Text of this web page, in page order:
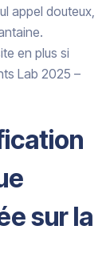
appel douteux,
en plus si
Lab 2025 –
sur la